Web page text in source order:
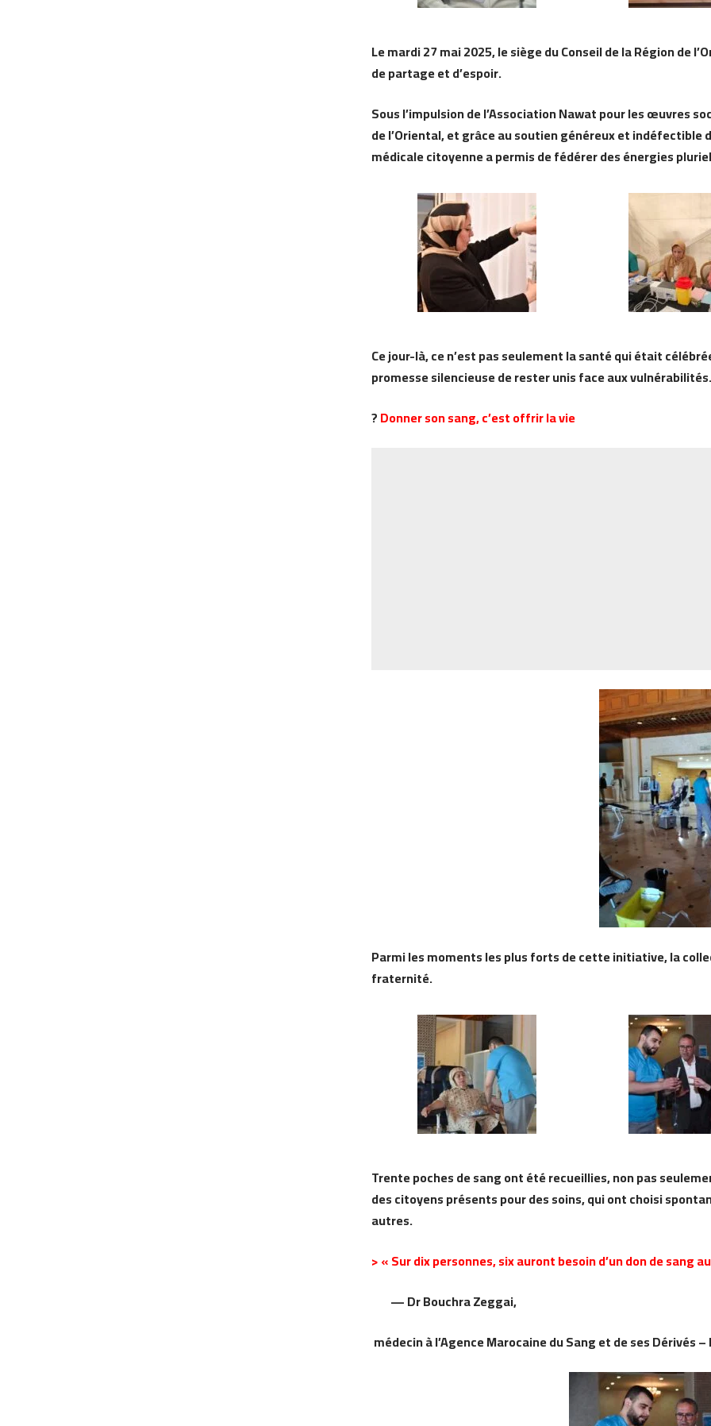
Le mardi 27 mai 2025, le siège du Conseil de la Région de
de partage et d’espoir.
Sous l’impulsion de l’Association Nawat pour les œuvres
de l’Oriental, et grâce au soutien généreux et indéfectible
médicale citoyenne a permis de fédérer des énergies
Ce jour-là, ce n’est pas seulement la santé qui était
promesse silencieuse de rester unis face aux vulnérabilités.
?Donner son sang, c’est offrir la vie
Parmi les moments les plus forts de cette initiative, la
fraternité.
Trente poches de sang ont été recueillies, non pas
des citoyens présents pour des soins, qui ont choisi
autres.
> « Sur dix personnes, six auront besoin d’un don de sang
— Dr Bouchra Zeggai,
médecin à l’Agence Marocaine du Sang et de ses Dérivés